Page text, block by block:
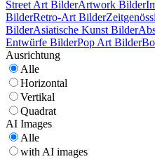
Street Art BilderArtwork Bilder
BilderRetro-Art Bilder
BilderAsiatische Kunst Bilder
Entwürfe BilderPop Art Bilder
Ausrichtung
Alle
Horizontal
Vertikal
Quadrat
AI Images
Alle
with AI images